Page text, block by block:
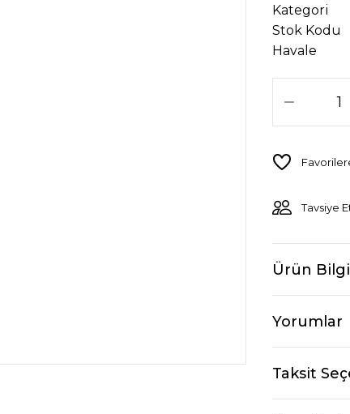
Kategori
Stok Kodu
Havale
Tavsiye
Ürün
Yorumlar
Taksit